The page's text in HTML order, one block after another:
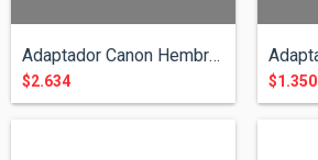
Adaptador Canon Hembra a RCA Hembra ( Me...
$2.634 $1.350